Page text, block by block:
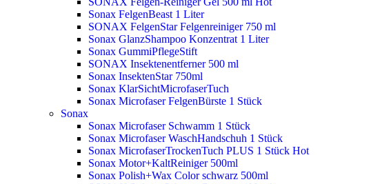
Sonax FelgenBeast 1 Liter
SONAX FelgenStar Felgenreiniger 750 ml
Sonax GlanzShampoo Konzentrat 1 Liter
Sonax GummiPflegeStift
SONAX Insektenentferner 500 ml
Sonax InsektenStar 750ml
Sonax KlarSichtMicrofaserTuch
Sonax Microfaser FelgenBürste 1 Stück
Sonax
Sonax Microfaser Schwamm 1 Stück
Sonax Microfaser WaschHandschuh 1 Stück
Sonax MicrofaserTrockenTuch PLUS 1 Stück Hot
Sonax Motor+KaltReiniger 500ml
Sonax Polish+Wax Color schwarz 500ml